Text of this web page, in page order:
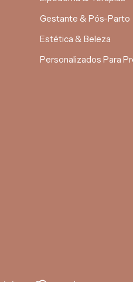
Gestante & Pós-Parto
Estética & Beleza
Personalizados Para